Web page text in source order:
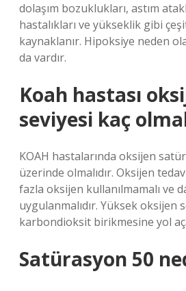
dolaşım bozuklukları, astım
hastalıkları ve yükseklik gibi
kaynaklanır. Hipoksiye neden
da vardır.
Koah hastası
seviyesi kaç
KOAH hastalarında oksijen
üzerinde olmalıdır. Oksijen
fazla oksijen kullanılmamalı ve
uygulanmalıdır. Yüksek oksijen
karbondioksit birikmesine yol
Satürasyon 50